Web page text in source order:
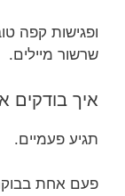
ופגישות קפה
שרשור מיילים.
איך בודקים
תגיע פעמיים.
פעם אחת